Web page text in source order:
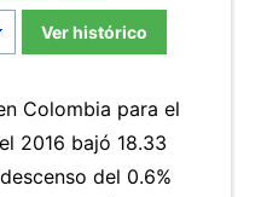
Ver histórico
Colombia para el
2016 bajó 18.33
del 0.6%